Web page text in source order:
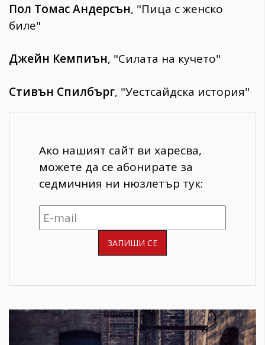
Пол Томас Андерсън, "Пица с женско
биле"
Джейн Кемпиън, "Силата на кучето"
Стивън Спилбърг, "Уестсайдска история"
Ако нашият сайт ви харесва,
можете да се абонирате за
седмичния ни нюзлетър тук: